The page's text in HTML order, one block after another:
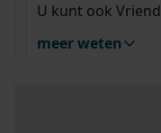
U kunt ook
meer weten